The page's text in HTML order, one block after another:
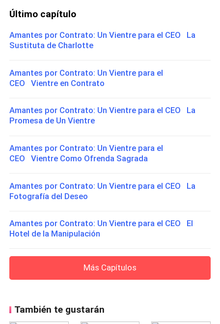
Último capítulo
Amantes por Contrato: Un Vientre para el CEO La
Sustituta de Charlotte
Amantes por Contrato: Un Vientre para el
CEO Vientre en Contrato
Amantes por Contrato: Un Vientre para el CEO La
Promesa de Un Vientre
Amantes por Contrato: Un Vientre para el
CEO Vientre Como Ofrenda Sagrada
Amantes por Contrato: Un Vientre para el CEO La
Fotografía del Deseo
Amantes por Contrato: Un Vientre para el CEO El
Hotel de la Manipulación
Más Capítulos
También te gustarán